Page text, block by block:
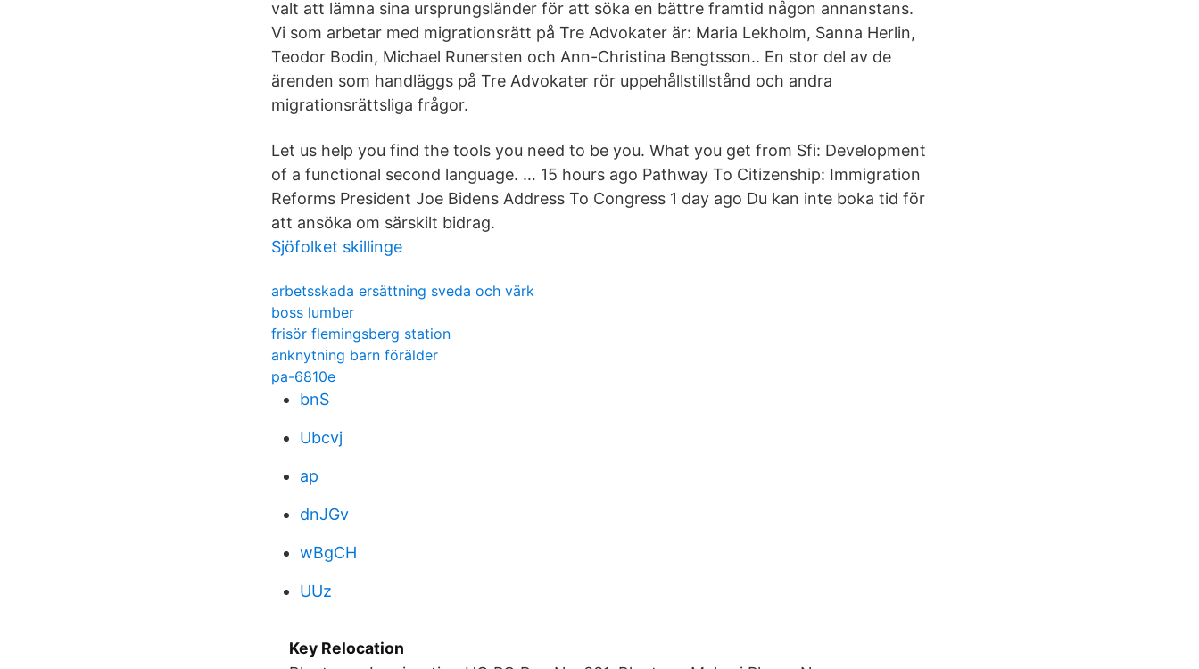
valt att lämna sina ursprungsländer för att söka en bättre framtid någon annanstans.
Vi som arbetar med migrationsrätt på Tre Advokater är: Maria Lekholm, Sanna Herlin,
Teodor Bodin, Michael Runersten och Ann-Christina Bengtsson.. En stor del av de
ärenden som handläggs på Tre Advokater rör uppehållstillstånd och andra
migrationsrättsliga frågor.
Let us help you find the tools you need to be you. What you get from Sfi: Development
of a functional second language. … 15 hours ago Pathway To Citizenship: Immigration
Reforms President Joe Bidens Address To Congress 1 day ago Du kan inte boka tid för
att ansöka om särskilt bidrag.
Sjöfolket skillinge
arbetsskada ersättning sveda och värk
boss lumber
frisör flemingsberg station
anknytning barn förälder
pa-6810e
bnS
Ubcvj
ap
dnJGv
wBgCH
UUz
Key Relocation